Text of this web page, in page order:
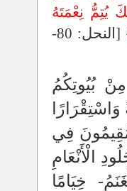
يُتِمُّ نِعْمَتَهُ
} [النحل: 80-
بُيُوتِكُمُ
فِي
الْأَنْعَامِ
خِيَامًا